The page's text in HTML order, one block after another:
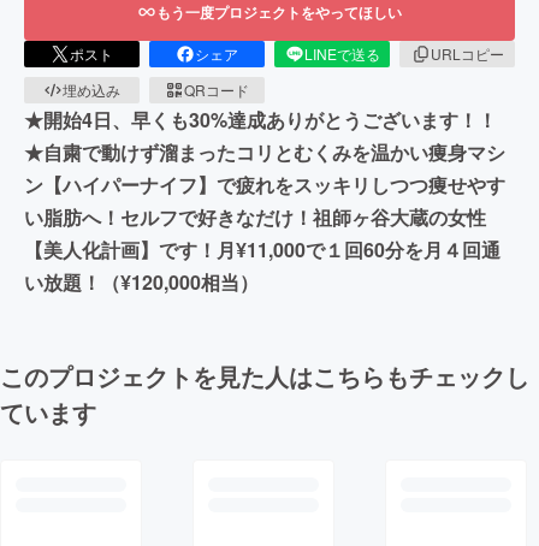
もう一度プロジェクトをやってほしい
ポスト シェア LINEで送る
URLコピー
埋め込み
QRコード
★開始4日、早くも30%達成ありがとうございます！！
★自粛で動けず溜まったコリとむくみを温かい痩身マシ
ン【ハイパーナイフ】で疲れをスッキリしつつ痩せやす
い脂肪へ！セルフで好きなだけ！祖師ヶ谷大蔵の女性
【美人化計画】です！月¥11,000で１回60分を月４回通
い放題！（¥120,000相当）
このプロジェクトを見た人はこちらもチェックし
ています